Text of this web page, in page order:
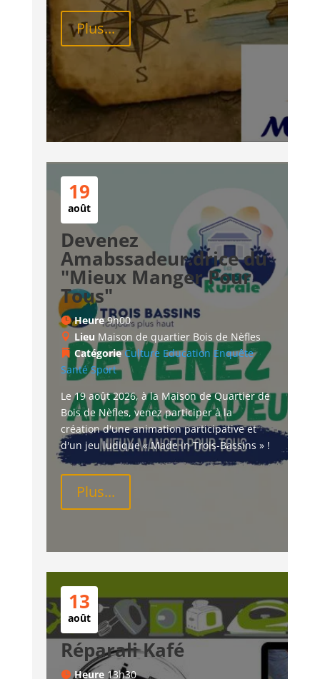
Plus...
19
août
Devenez
Amabssadeur.drice du
"Mieux Manger Pour
Tous"
Heure9h00
Lieu Maison de quartier Bois de Nèfles
CatégorieCulture Education Enquête
Santé Sport
Le 19 août 2026, à la Maison de Quartier de
Bois de Nèfles, venez participer à la
création d'une animation participative et
d'un jeu ludique « Made in Trois-Bassins » !
Plus...
13
août
Réparali Kafé
Heure 13h30